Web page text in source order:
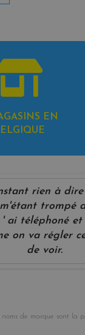
EN
rien à
trompé
' ai téléphoné
on va régler
de voir.
de marque sont la